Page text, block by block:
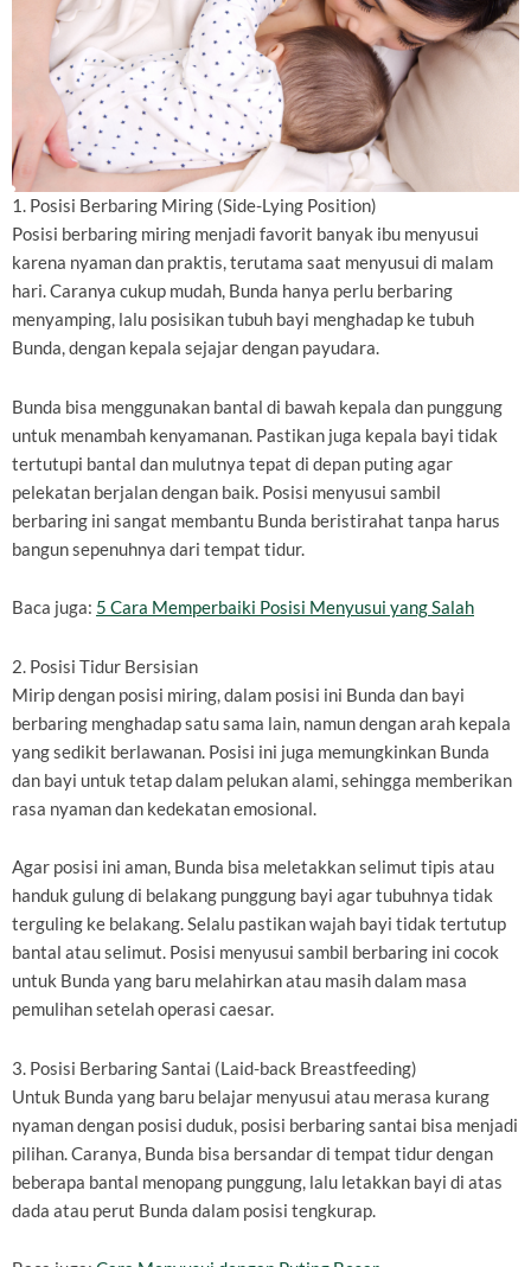
1. Posisi Berbaring Miring (Side-Lying Position)
Posisi berbaring miring menjadi favorit banyak ibu menyusui
karena nyaman dan praktis, terutama saat menyusui di malam
hari. Caranya cukup mudah, Bunda hanya perlu berbaring
menyamping, lalu posisikan tubuh bayi menghadap ke tubuh
Bunda, dengan kepala sejajar dengan payudara.
Bunda bisa menggunakan bantal di bawah kepala dan punggung
untuk menambah kenyamanan. Pastikan juga kepala bayi tidak
tertutupi bantal dan mulutnya tepat di depan puting agar
pelekatan berjalan dengan baik. Posisi menyusui sambil
berbaring ini sangat membantu Bunda beristirahat tanpa harus
bangun sepenuhnya dari tempat tidur.
Baca juga: 5 Cara Memperbaiki Posisi Menyusui yang Salah
2. Posisi Tidur Bersisian
Mirip dengan posisi miring, dalam posisi ini Bunda dan bayi
berbaring menghadap satu sama lain, namun dengan arah kepala
yang sedikit berlawanan. Posisi ini juga memungkinkan Bunda
dan bayi untuk tetap dalam pelukan alami, sehingga memberikan
rasa nyaman dan kedekatan emosional.
Agar posisi ini aman, Bunda bisa meletakkan selimut tipis atau
handuk gulung di belakang punggung bayi agar tubuhnya tidak
terguling ke belakang. Selalu pastikan wajah bayi tidak tertutup
bantal atau selimut. Posisi menyusui sambil berbaring ini cocok
untuk Bunda yang baru melahirkan atau masih dalam masa
pemulihan setelah operasi caesar.
3. Posisi Berbaring Santai (Laid-back Breastfeeding)
Untuk Bunda yang baru belajar menyusui atau merasa kurang
nyaman dengan posisi duduk, posisi berbaring santai bisa menjadi
pilihan. Caranya, Bunda bisa bersandar di tempat tidur dengan
beberapa bantal menopang punggung, lalu letakkan bayi di atas
dada atau perut Bunda dalam posisi tengkurap.